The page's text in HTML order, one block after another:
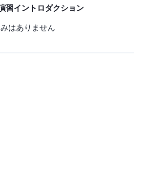
習イントロダクション
はありません